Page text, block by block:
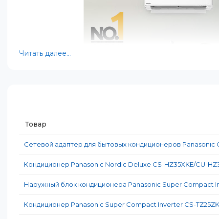
эффективностью. Среди новейших решений —
затратами энергии.
Читать далее...
Товар
Сетевой адаптер для бытовых кондиционеров Panasonic
Кондиционер Panasonic Nordic Deluxe CS-HZ35XKE/CU-
Наружный блок кондиционера Panasonic Super Compact
Кондиционер Panasonic Super Compact Inverter CS-